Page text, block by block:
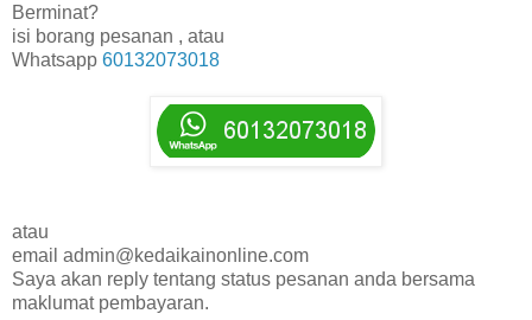
Berminat?
isi borang pesanan , atau
Whatsapp 60132073018
atau
email admin@kedaikainonline.com
Saya akan reply tentang status pesanan anda bersama
maklumat pembayaran.